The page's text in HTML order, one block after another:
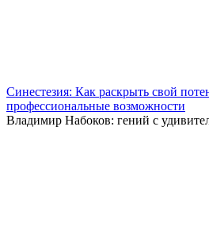
Синестезия: Как раскрыть свой
профессиональные возможности
Владимир Набоков: гений с